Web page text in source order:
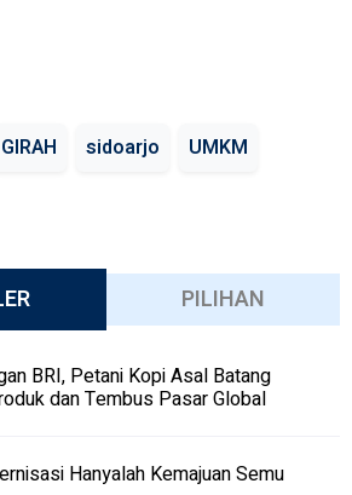
GIRAH sidoarjo UMKM
PILIHAN
BRI, Petani Kopi Asal Batang
dan Tembus Pasar Global
Hanyalah Kemajuan Semu